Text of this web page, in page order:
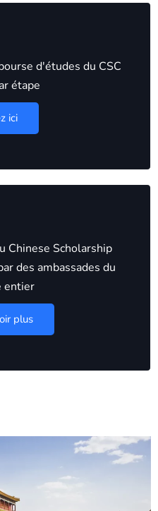
d'études du CSC
étape
ici
Chinese Scholarship
des ambassades du
entier
plus